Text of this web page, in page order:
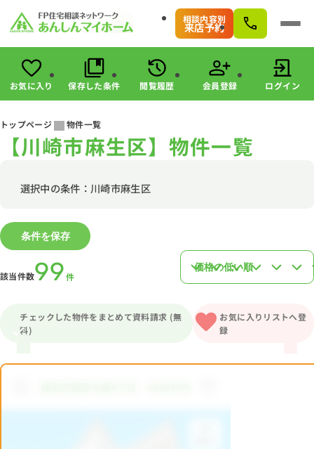
相談内容別
来店予約
会員登録 ログイン
物件検索
エリアから探す
未公開物件の探し方
すまいのお金に関する8つのサービス
マンガで分かる！住宅購入
会社情報
来店予約
お気に入り 保存した条件 閲覧履歴 会員登録 ログイン
トップページ 物件一覧
【川崎市麻生区】物件一覧
選択中の条件：川崎市麻生区
条件を保存
該当件数99件
チェックした物件をまとめて資料請求 (無
料)
お気に入りリストへ登
録